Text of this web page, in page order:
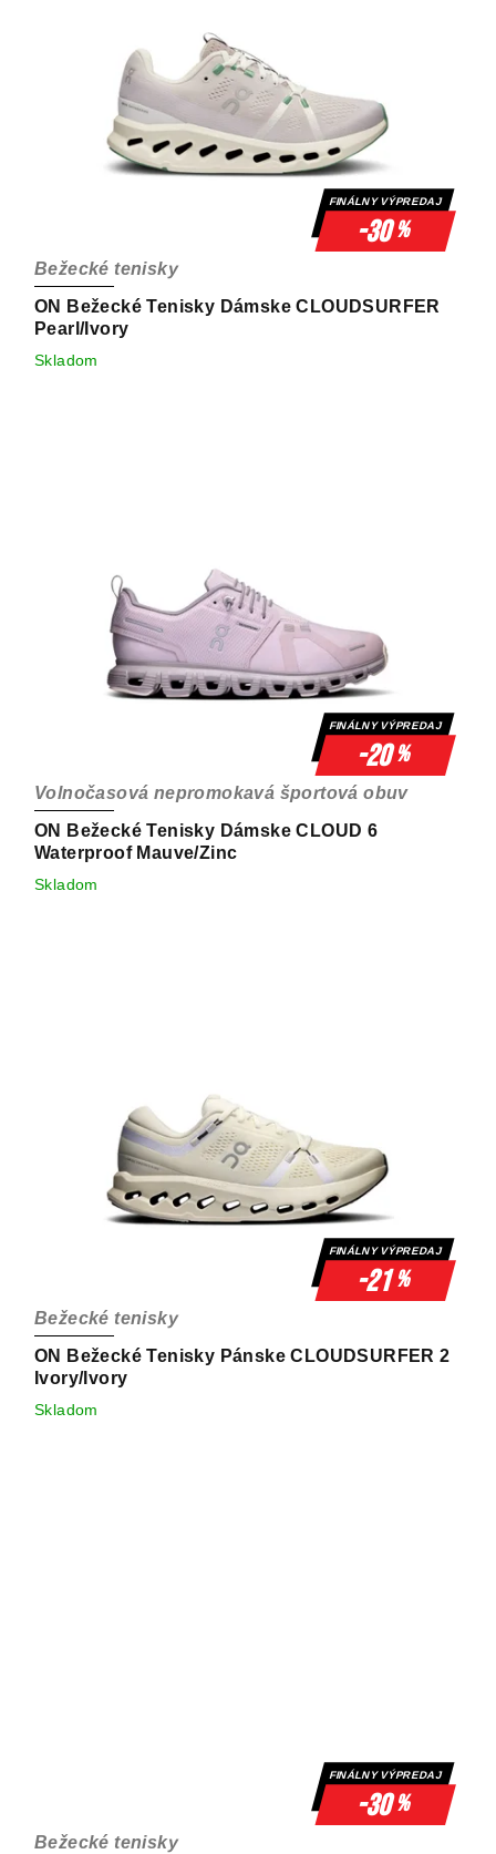
FINÁLNY VÝPREDAJ
-30%
ON Bežecké Tenisky Dámske CLOUDSURFER
Pearl/Ivory
Bežecké tenisky
Skladom
FINÁLNY VÝPREDAJ
-20%
ON Bežecké Tenisky Dámske CLOUD 6
Waterproof Mauve/Zinc
Volnočasová nepromokavá športová obuv
Skladom
FINÁLNY VÝPREDAJ
-21%
ON Bežecké Tenisky Pánske CLOUDSURFER 2
Ivory/Ivory
Bežecké tenisky
Skladom
FINÁLNY VÝPREDAJ
-30%
Bežecké tenisky